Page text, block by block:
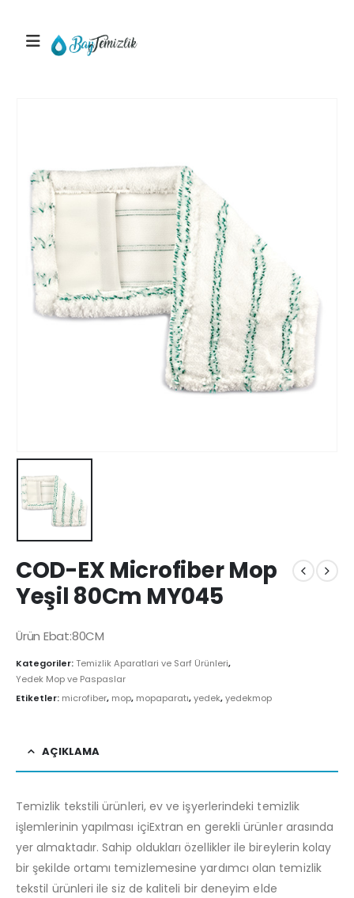
COD-EX Microfiber Mop
Yeşil 80Cm MY045
Ürün Ebat:80CM
Kategoriler:Temizlik Aparatlari ve Sarf Ürünleri,
Yedek Mop ve Paspaslar
Etiketler: microfiber, mop, mopaparatı,yedek,yedekmop
AÇIKLAMA
Temizlik tekstili ürünleri, ev ve işyerlerindeki temizlik
işlemlerinin yapılması içiExtran en gerekli ürünler arasında
yer almaktadır. Sahip oldukları özellikler ile bireylerin kolay
bir şekilde ortamı temizlemesine yardımcı olan temizlik
tekstil ürünleri ile siz de kaliteli bir deneyim elde